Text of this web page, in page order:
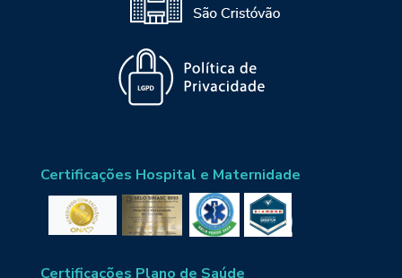
Certificações Hospital e Maternidade
Certificações Plano de Saúde